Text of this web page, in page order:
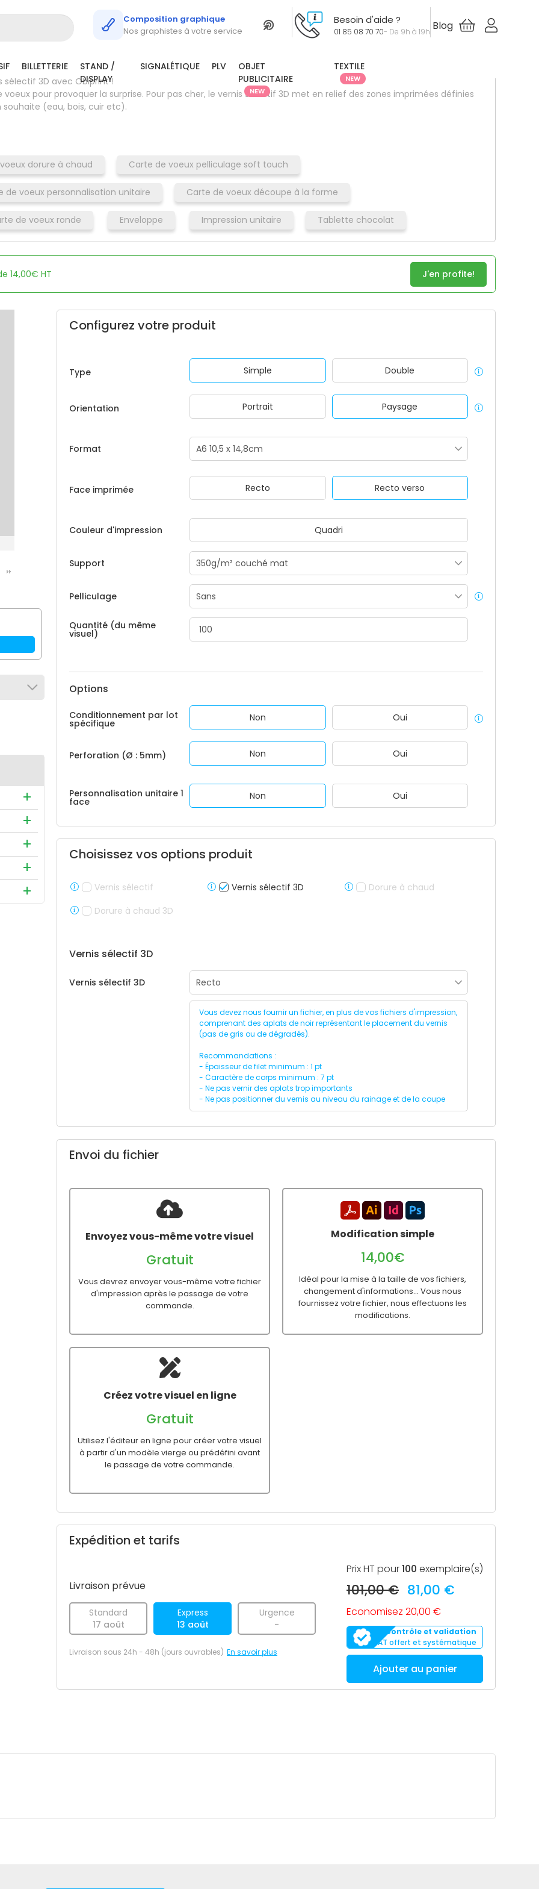
Composition graphique
Nos graphistes à votre service
Besoin d'aide ?
01 85 08 70 70- De 9h à 19h Blog
BILLETTERIE
STAND /
DISPLAY
SIGNALÉTIQUE PLV
OBJET
PUBLICITAIRE
NEW
TEXTILE
NEW
de voeux vernis sélectif 3D
dès
sélectif 3D avec Obiprint !
pour provoquer la surprise. Pour pas cher, le vernis sélectif 3D met en relief des zones imprimées définies
(eau, bois, cuir etc).
dorure à chaud Carte de voeux pelliculage soft touch
de voeux personnalisation unitaire Carte de voeux découpe à la forme
de voeux ronde Enveloppe Impression unitaire Tablette chocolat
14,00€ HT J'en profite!
sert à
le
donc
Configurez votre produit
Type Simple Double
Orientation Portrait Paysage
Format
Face imprimée Recto Recto verso
Couleur d'impression Quadri
Support
Pelliculage
Quantité (du même
visuel)
Options
Conditionnement par lot
spécifique Non Oui
Perforation (Ø : 5mm) Non Oui
Personnalisation unitaire 1
face Non Oui
Choisissez vos options produit
Vernis sélectif Vernis sélectif 3D
Dorure à chaud
Dorure à chaud 3D
Vernis sélectif 3D
Vernis sélectif 3D
Vous devez nous fournir un fichier, en plus de vos fichiers d'impression,
comprenant des aplats de noir représentant le placement du vernis
(pas de gris ou de dégradés).
Recommandations :
- Épaisseur de filet minimum : 1 pt
- Caractère de corps minimum : 7 pt
- Ne pas vernir des aplats trop importants
- Ne pas positionner du vernis au niveau du rainage et de la coupe
Envoi du fichier
Envoyez vous-même votre visuel
Gratuit
Vous devrez envoyer vous-même votre fichier
d'impression après le passage de votre
commande.
Modification simple
14,00€
Idéal pour la mise à la taille de vos fichiers,
changement d'informations... Vous nous
fournissez votre fichier, nous effectuons les
modifications.
Créez votre visuel en ligne
Gratuit
Utilisez l'éditeur en ligne pour créer votre visuel
à partir d'un modèle vierge ou prédéfini avant
le passage de votre commande.
Expédition et tarifs
Livraison prévue
Standard
17 août
Express
13 août
Urgence
-
Livraison sous 24h - 48h (jours ouvrables) En savoir plus
Prix HT pour100 exemplaire(s)
101,00 € 81,00 €
Economisez 20,00 €
Contrôle et validation
BAT offert et systématique
Ajouter au panier